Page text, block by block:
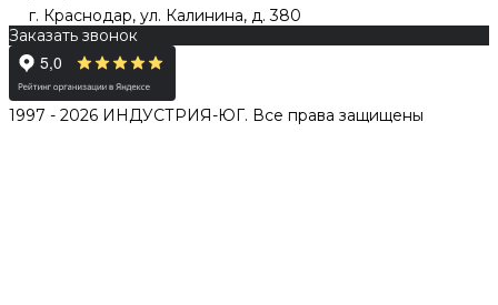
г. Краснодар, ул. Калинина, д. 380
Заказать звонок
1997 - 2026 ИНДУСТРИЯ-ЮГ. Все права защищены